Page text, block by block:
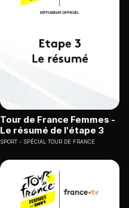
Tour de France Femmes -
Le résumé de l'étape 3
SPORT SPÉCIAL TOUR DE FRANCE